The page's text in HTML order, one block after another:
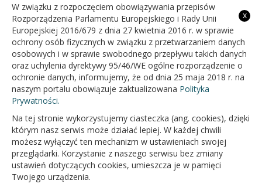
Wt 7:30 - 15:30
Śr 7:30 - 15:30
Czw 7:30 - 15:30
Pt 7:30 - 15:30
OFICJALNY SERWIS INTERNETOWY GMINY BIAŁOPOLE
x
W związku z rozpoczęciem obowiązywania przepisów
Rozporządzenia Parlamentu Europejskiego i Rady Unii
Europejskiej 2016/679 z dnia 27 kwietnia 2016 r. w sprawie
ochrony osób fizycznych w związku z przetwarzaniem danych
osobowych i w sprawie swobodnego przepływu takich danych
oraz uchylenia dyrektywy 95/46/WE ogólne rozporządzenie o
ochronie danych, informujemy, że od dnia 25 maja 2018 r. na
naszym portalu obowiązuje zaktualizowana Polityka
Prywatności.
Na tej stronie wykorzystujemy ciasteczka (ang. cookies), dzięki
którym nasz serwis może działać lepiej. W każdej chwili
możesz wyłączyć ten mechanizm w ustawieniach swojej
przeglądarki. Korzystanie z naszego serwisu bez zmiany
ustawień dotyczących cookies, umieszcza je w pamięci
Twojego urządzenia.